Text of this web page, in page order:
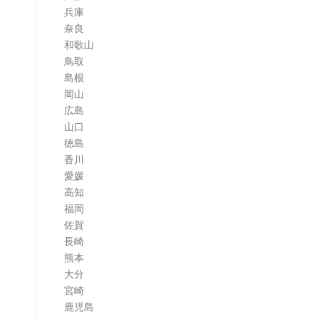
兵庫
奈良
和歌山
鳥取
島根
岡山
広島
山口
徳島
香川
愛媛
高知
福岡
佐賀
長崎
熊本
大分
宮崎
鹿児島